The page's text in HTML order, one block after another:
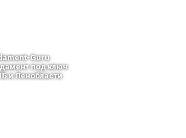
Guru
под ключ
и Ленобласти